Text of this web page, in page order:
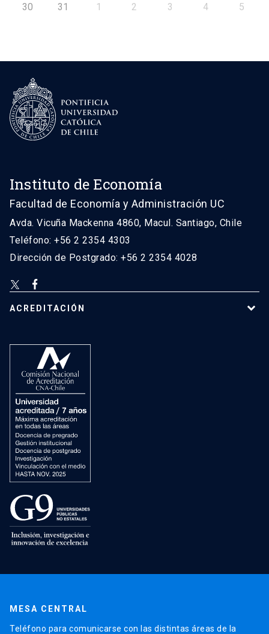
30 31 1 2 3 4 5
Instituto de Economía
Facultad de Economía y Administración UC
Avda. Vicuña Mackenna 4860, Macul. Santiago, Chile
Teléfono: +56 2 2354 4303
Dirección de Postgrado: +56 2 2354 4028
ACREDITACIÓN
MESA CENTRAL
Teléfono para comunicarse con las distintas áreas de la